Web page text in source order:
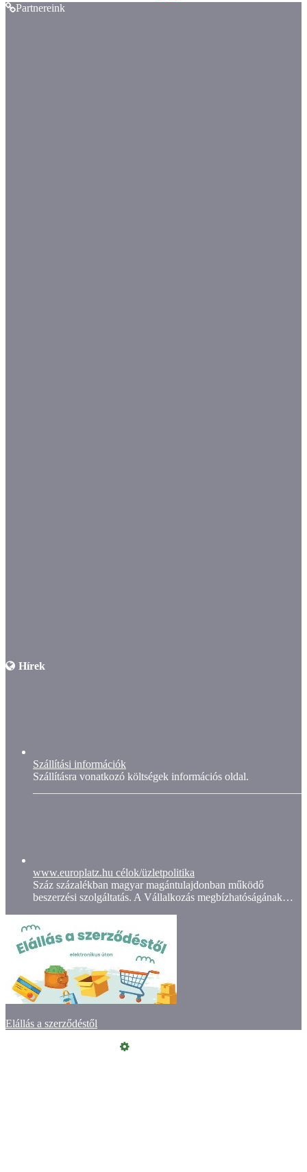
Partnereink
Hírek
Szállítási információk
Szállításra vonatkozó költségek információs oldal.
www.europlatz.hu célok/üzletpolitika
Száz százalékban magyar magántulajdonban működő
beszerzési szolgáltatás. A Vállalkozás megbízhatóságának…
Elállás a szerződéstől